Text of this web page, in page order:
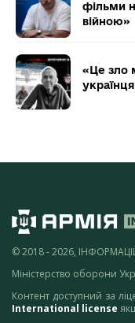
фільми
війною»
«Це зло
© 2018 - 2026,
Міністерство оборони
Контент доступний за
International license